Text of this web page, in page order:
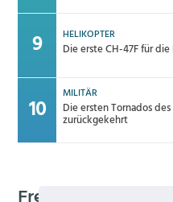
HELIKOPTER
Die erste CH-47F für
MILITÄR
Die ersten Tornados
zurückgekehrt
Frequenz 123,45